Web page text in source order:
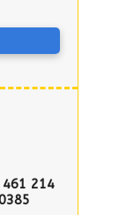
461 214